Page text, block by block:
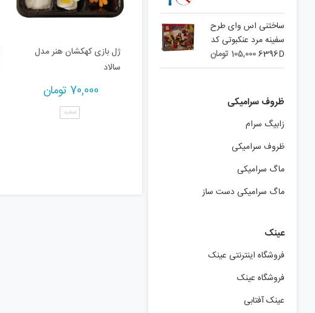
ژل بازی کهکشان هنر مدل
سالاد
70,000 تومان
سفید
ساختنی اس وای طرح
سفینه مرد عنکبوتی کد
6396D
105,000 تومان
ظروف سرامیکی
زابیگ سرام
ظروف سرامیکی
ماگ سرامیکی
ماگ سرامیکی دست ساز
عینک
فروشگاه اینترنتی عینک
فروشگاه عینک
عینک آفتابی